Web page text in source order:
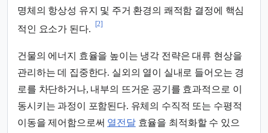
명체의 항상성 유지 및 주거 환경의 쾌적함 결정에 핵심
적인 요소가 된다.
[2]
건물의 에너지 효율을 높이는 냉각 전략은 대류 현상을
관리하는 데 집중한다. 실외의 열이 실내로 들어오는 경
로를 차단하거나, 내부의 뜨거운 공기를 효과적으로 이
동시키는 과정이 포함된다. 유체의 수직적 또는 수평적
이동을 제어함으로써 열전달효율을 최적화할 수 있으